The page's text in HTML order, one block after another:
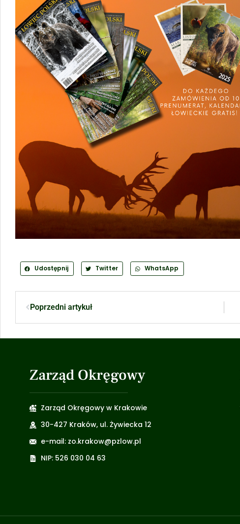
Udostępnij Twitter WhatsApp
Poprzedni artykuł
Zarząd Okręgowy
Zarząd Okręgowy w Krakowie
30-427 Kraków, ul. Żywiecka 12
e-mail: zo.krakow@pzlow.pl
NIP: 526 030 04 63